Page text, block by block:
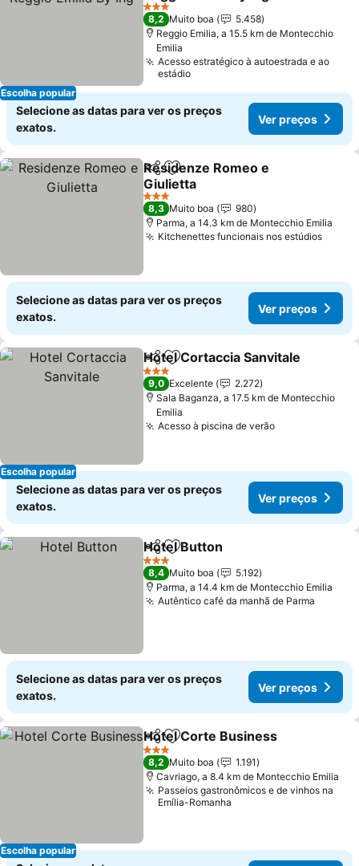
Escolha popular
3 Estrelas
8,2 Muito boa
5.458
Reggio Emilia, a 15.5 km de Montecchio
Emilia
Acesso estratégico à autoestrada e ao
estádio
Selecione as datas para ver os preços
exatos.
Ver preços
PartilharAdicionar aos favoritos
Residenze Romeo e
Giulietta
3 Estrelas
8,3 Muito boa
980
Parma, a 14.3 km de Montecchio Emilia
Kitchenettes funcionais nos estúdios
Selecione as datas para ver os preços
exatos.
Ver preços
Escolha popular
PartilharAdicionar aos favoritos
Hotel Cortaccia Sanvitale
3 Estrelas
9,0 Excelente
2.272
Sala Baganza, a 17.5 km de Montecchio
Emilia
Acesso à piscina de verão
Selecione as datas para ver os preços
exatos.
Ver preços
PartilharAdicionar aos favoritos
Hotel Button
3 Estrelas
8,4 Muito boa
5.192
Parma, a 14.4 km de Montecchio Emilia
Autêntico café da manhã de Parma
Selecione as datas para ver os preços
exatos.
Ver preços
Escolha popular
PartilharAdicionar aos favoritos
Hotel Corte Business
3 Estrelas
8,2 Muito boa
1.191
Cavriago, a 8.4 km de Montecchio Emilia
Passeios gastronômicos e de vinhos na
Emília-Romanha